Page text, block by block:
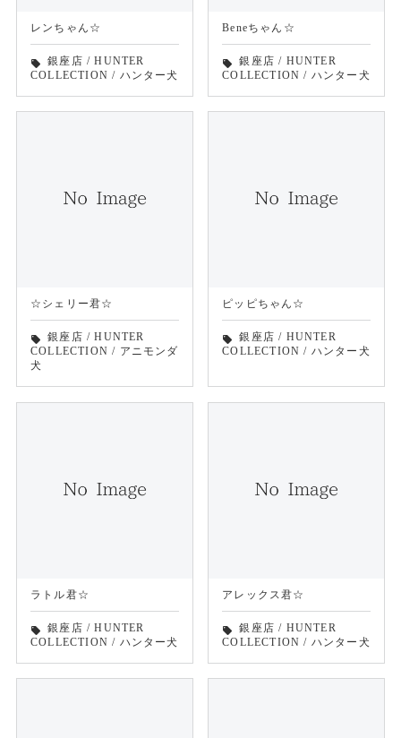
レンちゃん☆
local_offer 銀座店 /HUNTER
COLLECTION / ハンター犬
Beneちゃん☆
local_offer 銀座店 / HUNTER
COLLECTION / ハンター犬
☆シェリー君☆
local_offer 銀座店 /HUNTER
COLLECTION / アニモンダ
犬
ピッピちゃん☆
local_offer 銀座店 / HUNTER
COLLECTION / ハンター犬
ラトル君☆
local_offer 銀座店 /HUNTER
COLLECTION / ハンター犬
アレックス君☆
local_offer 銀座店 / HUNTER
COLLECTION / ハンター犬